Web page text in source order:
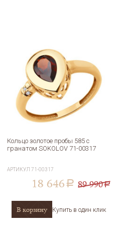
Кольцо золотое пробы 585 с
гранатом SOKOLOV 71-00317
АРТИКУЛ71-00317
18 646 a 89 990a
В корзину Купить в один клик